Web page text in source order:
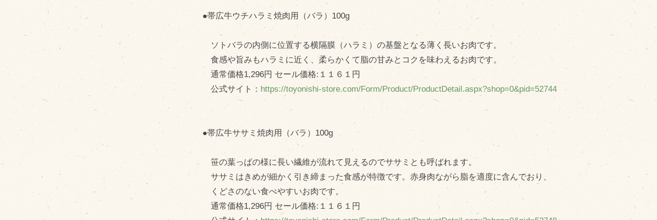
●帯広牛ウチハラミ焼肉用（バラ）100g
ソトバラの内側に位置する横隔膜（ハラミ）の基盤となる薄く長いお肉です。
食感や旨みもハラミに近く、柔らかくて脂の甘みとコクを味わえるお肉です。
通常価格1,296円 セール価格:１１６１円
公式サイト： https://toyonishi-store.com/Form/Product/ProductDetail.aspx?shop=0&pid=52744
●帯広牛ササミ焼肉用（バラ）100g
笹の葉っぱの様に長い繊維が流れて見えるのでササミとも呼ばれます。
ササミはきめが細かく引き締まった食感が特徴です。赤身肉ながら脂を適度に含んでおり、
くどさのない食べやすいお肉です。
通常価格1,296円 セール価格:１１６１円